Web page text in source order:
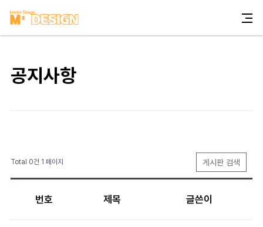
공지사항
Total 0건 1 페이지 게시판 검색
번호 제목 글쓴이